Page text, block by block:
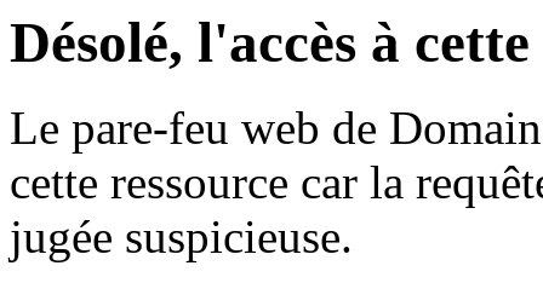
Désolé, l'accès à
Le pare-feu web de
cette ressource car la
jugée suspicieuse.